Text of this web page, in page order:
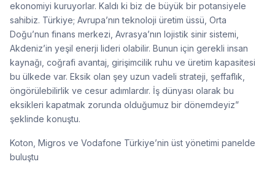
ekonomiyi kuruyorlar. Kaldı ki biz de büyük bir potansiyele
sahibiz. Türkiye; Avrupa’nın teknoloji üretim üssü, Orta
Doğu’nun finans merkezi, Avrasya’nın lojistik sinir sistemi,
Akdeniz’in yeşil enerji lideri olabilir. Bunun için gerekli insan
kaynağı, coğrafi avantaj, girişimcilik ruhu ve üretim kapasitesi
bu ülkede var. Eksik olan şey uzun vadeli strateji, şeffaflık,
öngörülebilirlik ve cesur adımlardır. İş dünyası olarak bu
eksikleri kapatmak zorunda olduğumuz bir dönemdeyiz”
şeklinde konuştu.
Koton, Migros ve Vodafone Türkiye’nin üst yönetimi panelde
buluştu